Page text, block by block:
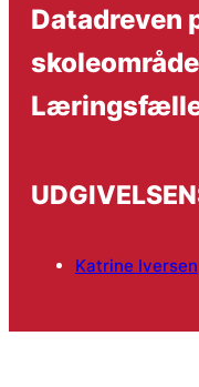
Datadreven
Katrine Iversen